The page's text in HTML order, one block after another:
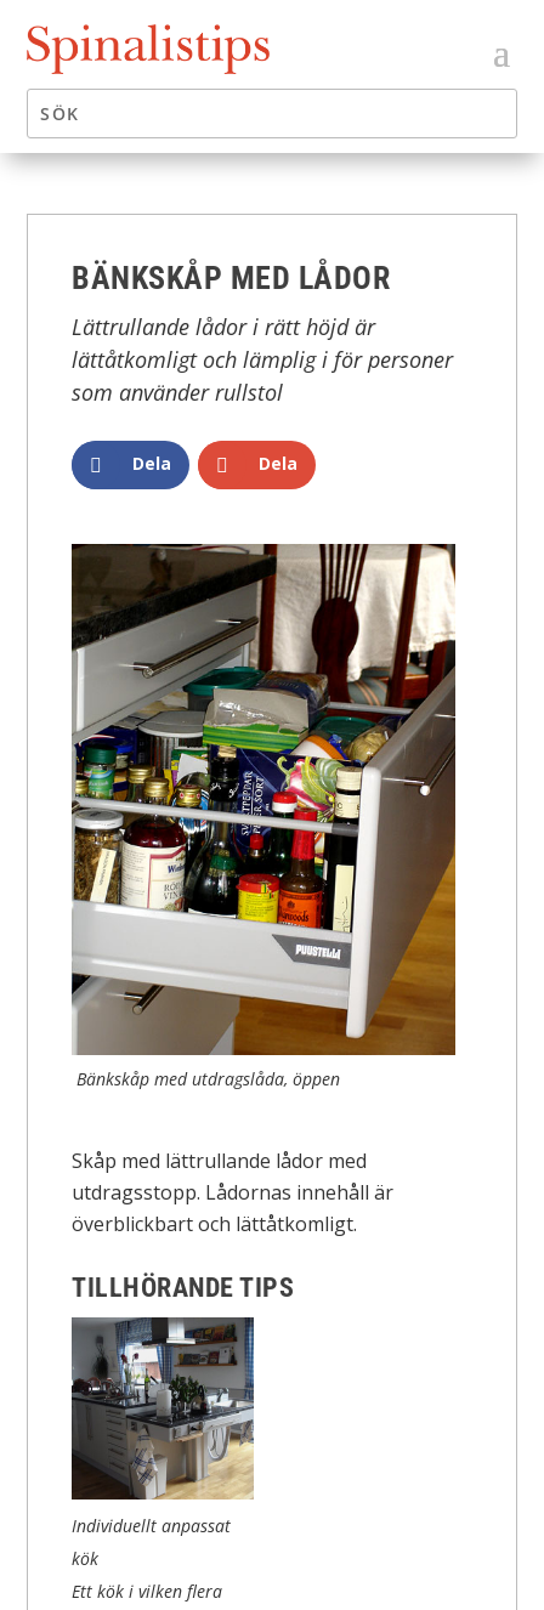
BÄNKSKÅP MED LÅDOR
Lättrullande lådor i rätt höjd är
lättåtkomligt och lämplig i för personer
som använder rullstol
Dela Dela
Bänkskåp med utdragslåda, öppen
Skåp med lättrullande lådor med
utdragsstopp. Lådornas innehåll är
överblickbart och lättåtkomligt.
TILLHÖRANDE TIPS
Individuellt anpassat
kök
Ett kök i vilken flera